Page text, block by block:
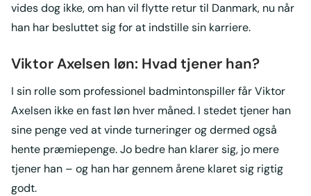
vides dog ikke, om han vil flytte retur til Danmark, nu når
han har besluttet sig for at indstille sin karriere.
Viktor Axelsen løn: Hvad tjener han?
I sin rolle som professionel badmintonspiller får Viktor
Axelsen ikke en fast løn hver måned. I stedet tjener han
sine penge ved at vinde turneringer og dermed også
hente præmiepenge. Jo bedre han klarer sig, jo mere
tjener han – og han har gennem årene klaret sig rigtig
godt.